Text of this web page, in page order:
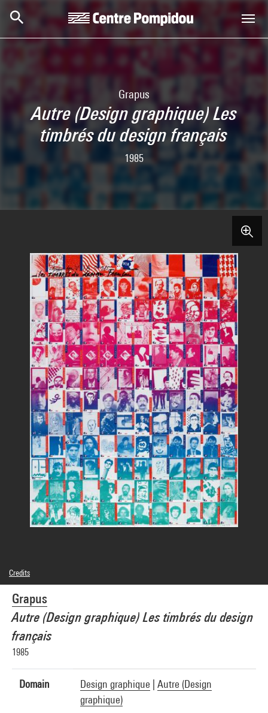
Skip to main content
Centre Pompidou
Grapus
Autre (Design graphique) Les
timbrés du design français
1985
Grapus
Autre (Design graphique) Les timbrés du design
français
1985
Domain Design graphique
Autre (Design
graphique)
Credits
© droits réservés
Photo credits : Centre Pompidou, MNAM-CCI/Georges Meguerditchian/Dist.
GrandPalaisRmn
Image reference : 4N41524
Image presentation :